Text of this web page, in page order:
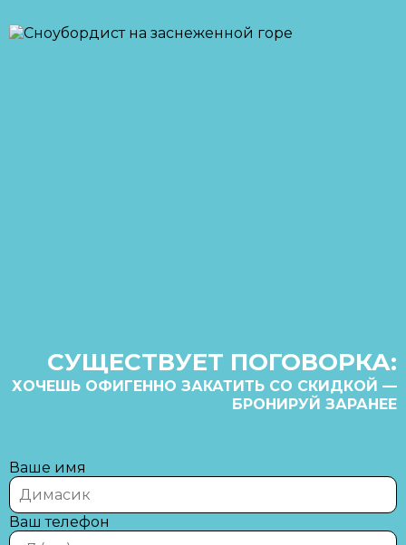
СУЩЕСТВУЕТ ПОГОВОРКА:
ХОЧЕШЬ ОФИГЕННО ЗАКАТИТЬ СО СКИДКОЙ —
БРОНИРУЙ ЗАРАНЕЕ
Ваше имя
Ваш телефон